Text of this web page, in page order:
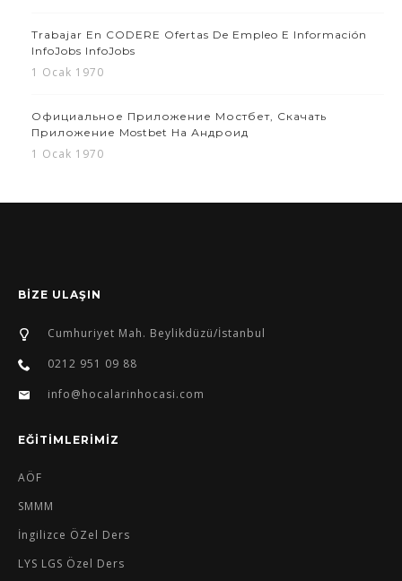
Trabajar En CODERE Ofertas De Empleo E Información
InfoJobs InfoJobs
1 Ocak 1970
Официальное Приложение Мостбет, Скачать
Приложение Mostbet На Андроид
1 Ocak 1970
BİZE ULAŞIN
Cumhuriyet Mah. Beylikdüzü/İstanbul
0212 951 09 88
info@hocalarinhocasi.com
EĞİTİMLERİMİZ
AÖF
SMMM
İngilizce ÖZel Ders
LYS LGS Özel Ders